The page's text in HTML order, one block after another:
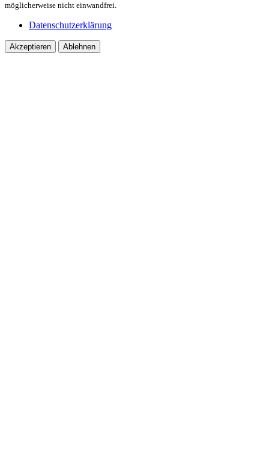
möglicherweise nicht einwandfrei.
Datenschutzerklärung
Akzeptieren Ablehnen